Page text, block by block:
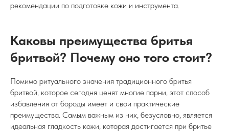
рекомендации по подготовке кожи и инструмента.
Каковы преимущества бритья
бритвой? Почему оно того стоит?
Помимо ритуального значения традиционного бритья
бритвой, которое сегодня ценят многие парни, этот способ
избавления от бороды имеет и свои практические
преимущества. Самым важным из них, безусловно, является
идеальная гладкость кожи, которая достигается при бритье